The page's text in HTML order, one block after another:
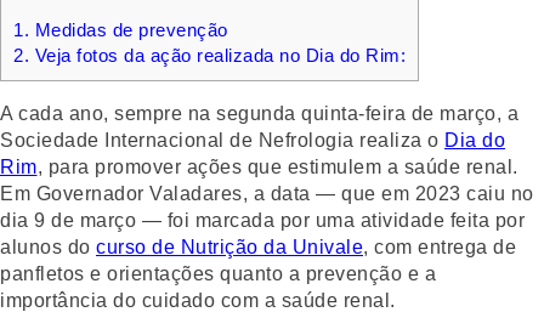
1. Medidas de prevenção
2. Veja fotos da ação realizada no Dia do Rim:
A cada ano, sempre na segunda quinta-feira de março, a
Sociedade Internacional de Nefrologia realiza o Dia do
Rim, para promover ações que estimulem a saúde renal.
Em Governador Valadares, a data — que em 2023 caiu no
dia 9 de março — foi marcada por uma atividade feita por
alunos do curso de Nutrição da Univale, com entrega de
panfletos e orientações quanto a prevenção e a
importância do cuidado com a saúde renal.